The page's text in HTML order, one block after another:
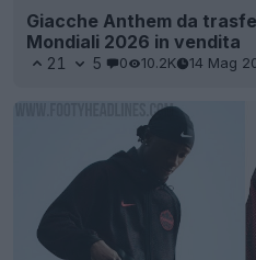
Giacche Anthem da
Mondiali 2026 in vendita
21 5 0 10.2K 14 Mag